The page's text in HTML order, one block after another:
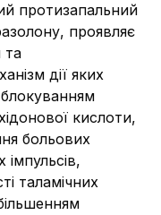
протизапальний
проявляє
та
дії яких
кислоти,
больових
таламічних